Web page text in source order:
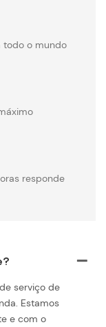
todo o mundo
responde
serviço de
Estamos
e com o